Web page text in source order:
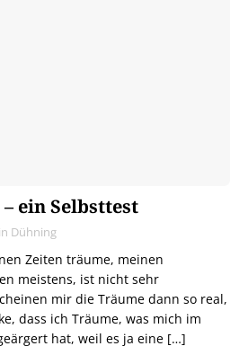
ein Selbsttest
Dühning
Zeiten träume, meinen
meistens, ist nicht sehr
mir die Träume dann so real,
dass ich Träume, was mich im
hat, weil es ja eine […]